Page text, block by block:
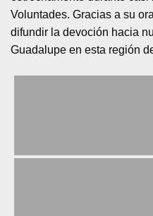
Voluntades. Gracias a su
difundir la devoción hacia
Guadalupe en esta región